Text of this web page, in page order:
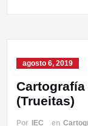
agosto 6, 2019
(Trueitas)
Por IEC en